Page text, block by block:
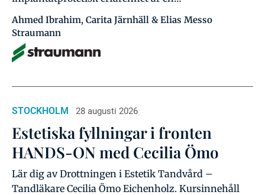
Ahmed Ibrahim, Carita Järnhäll & Elias Messo
Straumann
STOCKHOLM 28 augusti 2026
Estetiska fyllningar i fronten
HANDS-ON med Cecilia Ömo
Lär dig av Drottningen i Estetik Tandvård –
Tandläkare Cecilia Ömo Eichenholz. Kursinnehåll